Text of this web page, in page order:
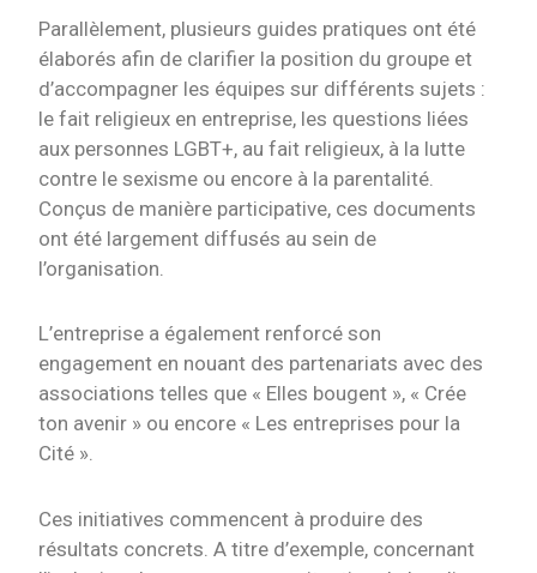
Parallèlement, plusieurs guides pratiques ont été
élaborés afin de clarifier la position du groupe et
d’accompagner les équipes sur différents sujets :
le fait religieux en entreprise, les questions liées
aux personnes LGBT+, au fait religieux, à la lutte
contre le sexisme ou encore à la parentalité.
Conçus de manière participative, ces documents
ont été largement diffusés au sein de
l’organisation.
L’entreprise a également renforcé son
engagement en nouant des partenariats avec des
associations telles que « Elles bougent », « Crée
ton avenir » ou encore « Les entreprises pour la
Cité ».
Ces initiatives commencent à produire des
résultats concrets. A titre d’exemple, concernant